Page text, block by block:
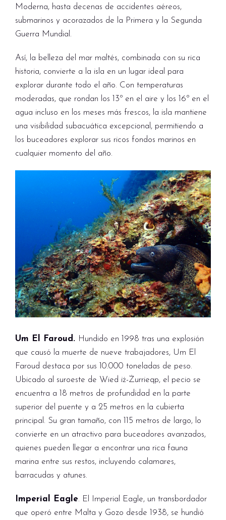
Moderna, hasta decenas de accidentes aéreos,
submarinos y acorazados de la Primera y la Segunda
Guerra Mundial.
Así, la belleza del mar maltés, combinada con su rica
historia, convierte a la isla en un lugar ideal para
explorar durante todo el año. Con temperaturas
moderadas, que rondan los 13º en el aire y los 16º en el
agua incluso en los meses más frescos, la isla mantiene
una visibilidad subacuática excepcional, permitiendo a
los buceadores explorar sus ricos fondos marinos en
cualquier momento del año.
Um El Faroud. Hundido en 1998 tras una explosión
que causó la muerte de nueve trabajadores, Um El
Faroud destaca por sus 10.000 toneladas de peso.
Ubicado al suroeste de Wied iż-Żurrieqp, el pecio se
encuentra a 18 metros de profundidad en la parte
superior del puente y a 25 metros en la cubierta
principal. Su gran tamaño, con 115 metros de largo, lo
convierte en un atractivo para buceadores avanzados,
quienes pueden llegar a encontrar una rica fauna
marina entre sus restos, incluyendo calamares,
barracudas y atunes.
Imperial Eagle. El Imperial Eagle, un transbordador
que operó entre Malta y Gozo desde 1938, se hundió